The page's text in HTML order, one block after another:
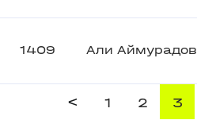
1409 Али Аймурадов
< 1 2 3